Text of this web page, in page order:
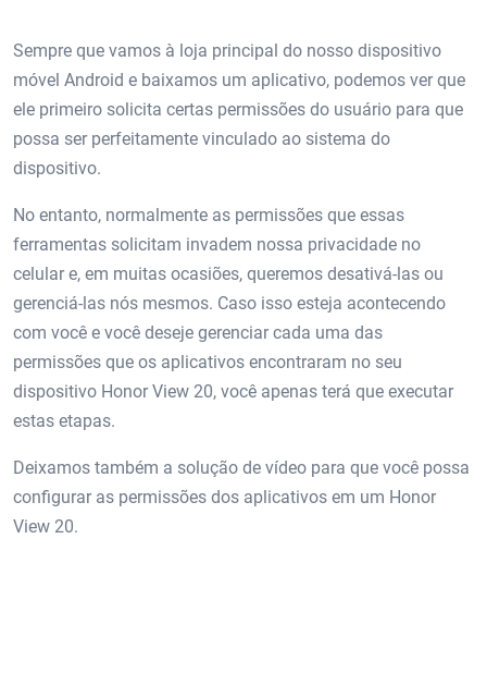
Sempre que vamos à loja principal do nosso dispositivo
móvel Android e baixamos um aplicativo, podemos ver que
ele primeiro solicita certas permissões do usuário para que
possa ser perfeitamente vinculado ao sistema do
dispositivo.
No entanto, normalmente as permissões que essas
ferramentas solicitam invadem nossa privacidade no
celular e, em muitas ocasiões, queremos desativá-las ou
gerenciá-las nós mesmos. Caso isso esteja acontecendo
com você e você deseje gerenciar cada uma das
permissões que os aplicativos encontraram no seu
dispositivo Honor View 20, você apenas terá que executar
estas etapas.
Deixamos também a solução de vídeo para que você possa
configurar as permissões dos aplicativos em um Honor
View 20.